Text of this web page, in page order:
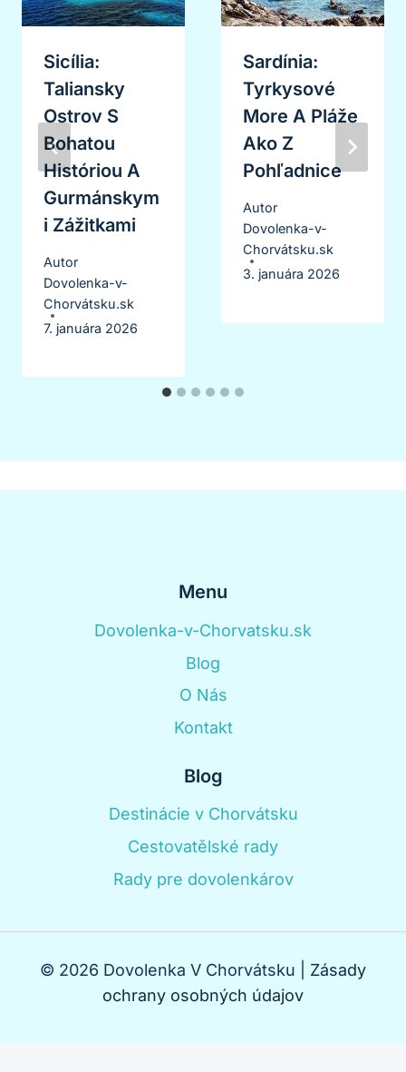
Sicília:
Taliansky
Ostrov S
Bohatou
Históriou A
Gurmánskym
I Zážitkami
Autor
Dovolenka-v-
Chorvátsku.sk
7. januára 2026
Sardínia:
Tyrkysové
More A Pláže
Ako Z
Pohľadnice
Autor
Dovolenka-v-
Chorvátsku.sk
3. januára 2026
Menu
Dovolenka-v-Chorvatsku.sk
Blog
O Nás
Kontakt
Blog
Destinácie v Chorvátsku
Cestovatělské rady
Rady pre dovolenkárov
© 2026 Dovolenka V Chorvátsku | Zásady
ochrany osobných údajov